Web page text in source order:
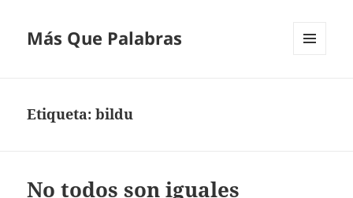
Más Que Palabras
Etiqueta:bildu
No todos son iguales